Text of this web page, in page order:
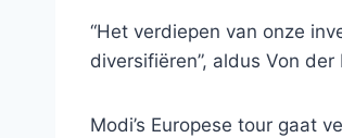
“Het verdiepen van onze
diversifiëren”, aldus Von der
Modi’s Europese tour gaat